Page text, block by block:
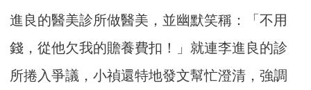
進良的醫美診所做醫美，並幽默笑稱：「不用
錢，從他欠我的贍養費扣！」就連李進良的診
所捲入爭議，小禎還特地發文幫忙澄清，強調